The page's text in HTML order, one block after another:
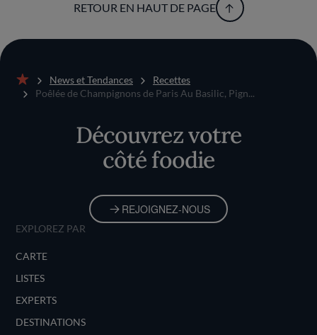
RETOUR EN HAUT DE PAGE
Accueil
News et Tendances
Recettes
Poêlée de Champignons de Paris Au Basilic, Pign...
Découvrez votre
côté foodie
REJOIGNEZ-NOUS
EXPLOREZ PAR
CARTE
LISTES
EXPERTS
DESTINATIONS